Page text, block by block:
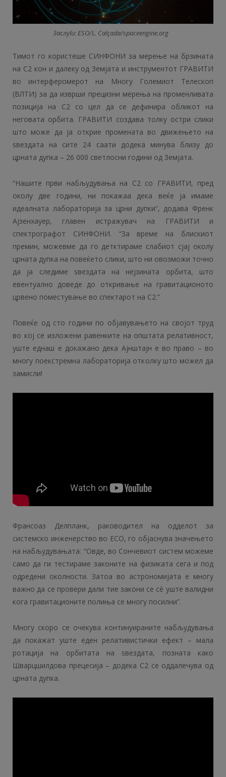
Заслуги: ESO/L. Calçada/spaceengine.org
Тимот го користеше СИНФОНИ за мерење на брзината
на С2 кон и далеку од Земјата и инструментот ГРАВИТИ
во интерферомерот на Многу Големиот Телескоп
(ВЛТИ) за да изврши прецизни мерења на променливата
позиција на С2 со цел да се дефинира обликот на
неговата орбита. ГРАВИТИ создава толку остри слики
што може да ја открие промената во движењето на
ѕвездата на сите 24 саати додека минува близу до
црната дупка – 26 000 светлосни години од Земјата.
“Нашите први набљудувања на С2 со ГРАВИТИ, пред
околу две години, ни покажаа дека веќе ја имаме
идеалната лабораторија за црни дупки”, додава Френк
Ајзенхауер, главен истражувач на ГРАВИТИ и
спектрографот СИНФОНИ. “За време на блискиот
премин, можевме да го детктираме слабиот сјај околу
црната дупка на повеќето слики, што ни овозможи точно
да ја следиме ѕвездата на нејзината орбита, што
евентуално доведе до откривање на гравитационото
црвено поместување во спектарот на С2.”
Повеќе од сто години по објавувањето на својот труд
во кој се изложени равенките на општата релативност,
уште еднаш е докажано дека Ајнштајн е во право – во
многу поекстремна лабораторија отколку што можел да
замисли!
Франсоаз Делпланк, раководител на одделот за
системско инженерство во ЕСО, го објаснува значењето
на набљудувањата: “Овде, во Сончевиот систем можеме
само да ги тестираме законите на физиката сега и под
одредени околности. Затоа во астрономијата е многу
важно да се провери дали тие закони се сè уште валидни
кога гравитационите полиња се многу посилни”.
Многу скоро се очекува континуираните набљудувања
да покажат уште еден релативистички ефект – мала
ротација на орбитата на ѕвездата, позната како
Шварцшилдова прецесија – додека С2 се оддалечува од
црната дупка.